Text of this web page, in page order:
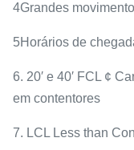
4Grandes
5Horários de
6. 20′ e 40′ FCL ¢
em contentores
7. LCL Less than